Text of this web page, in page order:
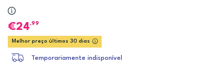
24,99
Melhor preço últimos 30 dias
Temporariamente indisponível